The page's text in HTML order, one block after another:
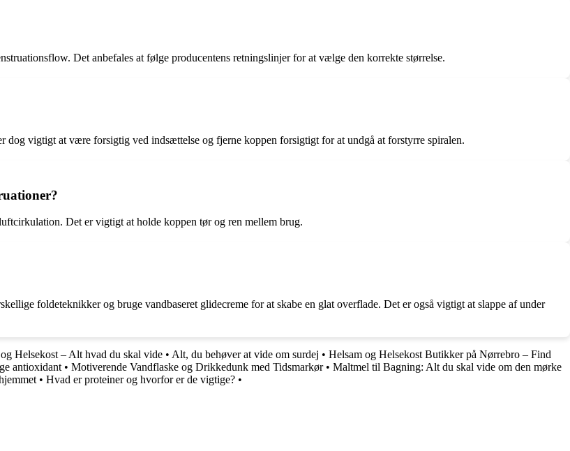
Det anbefales at følge producentens retningslinjer for at vælge den korrekte størrelse.
dog vigtigt at være forsigtig ved indsættelse og fjerne koppen forsigtigt for at undgå at forstyrre spiralen.
Det er vigtigt at holde koppen tør og ren mellem brug.
foldeteknikker og bruge vandbaseret glidecreme for at skabe en glat overflade. Det er også vigtigt at slappe af under
Helsekost – Alt hvad du skal vide • Alt, du behøver at vide om surdej • Helsam og Helsekost Butikker på Nørrebro – Find
antioxidant • Motiverende Vandflaske og Drikkedunk med Tidsmarkør• Maltmel til Bagning: Alt du skal vide om den mørke
• Hvad er proteiner og hvorfor er de vigtige? •